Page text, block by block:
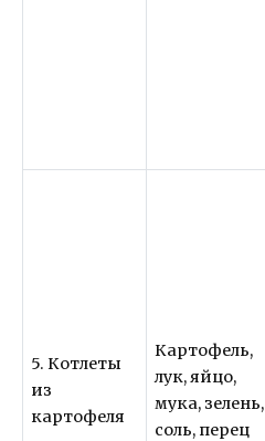
5. Котлеты
из
картофеля
Картофель,
лук, яйцо,
мука, зелень,
соль, перец